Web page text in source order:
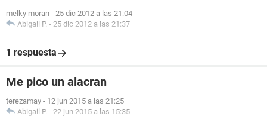
melky moran - 25 dic 2012 a las 21:04
Abigail P. - 25 dic 2012 a las 21:37
1 respuesta
Me pico un alacran
terezamay - 12 jun 2015 a las 21:25
Abigail P. - 22 jun 2015 a las 15:35